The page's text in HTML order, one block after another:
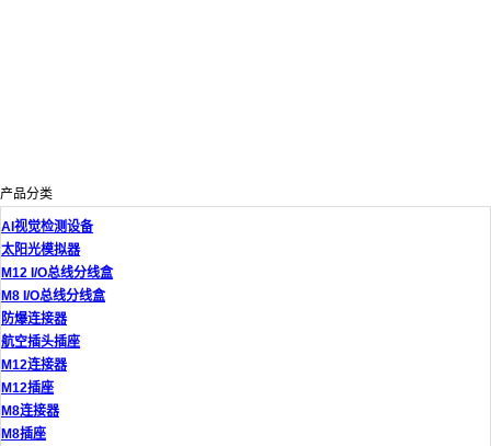
产品分类
AI视觉检测设备
太阳光模拟器
M12 I/O总线分线盒
M8 I/O总线分线盒
防爆连接器
航空插头插座
M12连接器
M12插座
M8连接器
M8插座